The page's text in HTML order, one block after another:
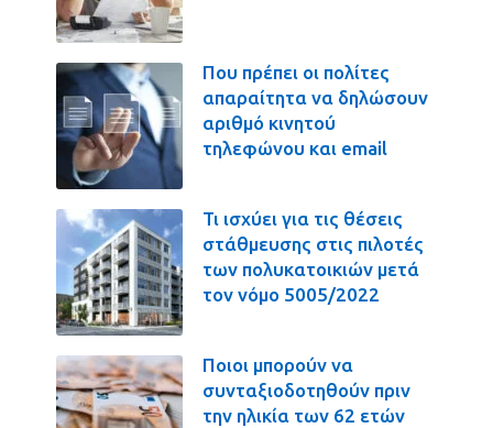
Που πρέπει οι πολίτες
απαραίτητα να δηλώσουν
αριθμό κινητού
τηλεφώνου και email
Τι ισχύει για τις θέσεις
στάθμευσης στις πιλοτές
των πολυκατοικιών μετά
τον νόμο 5005/2022
Ποιοι μπορούν να
συνταξιοδοτηθούν πριν
την ηλικία των 62 ετών